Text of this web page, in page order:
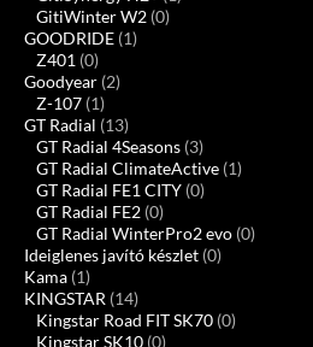
GitiWinter W2 (0)
GOODRIDE (1)
Z401 (0)
Goodyear (2)
Z-107 (1)
GT Radial (13)
GT Radial 4Seasons (3)
GT Radial ClimateActive (1)
GT Radial FE1 CITY (0)
GT Radial FE2 (0)
GT Radial WinterPro2 evo (0)
Ideiglenes javító készlet (0)
Kama (1)
KINGSTAR (14)
Kingstar Road FIT SK70 (0)
Kingstar SK10 (0)